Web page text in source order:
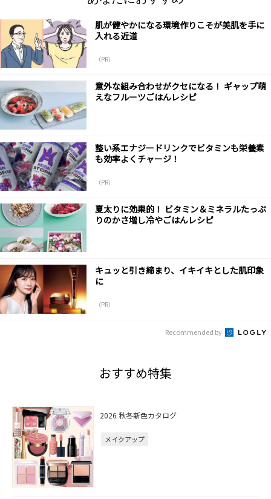
肌が健やかになる環境作りこそが美肌を手に
入れる近道
（PR）
意外な組み合わせがクセになる！ ギャップ萌
えなフルーツごはんレシピ
整い系エナジードリンクでビタミンも栄養素
も効率よくチャージ！
（PR）
夏太りに効果的！ ビタミン＆ミネラルたっぷ
りのかさ増し冷やごはんレシピ
キュッと引き締まり、イキイキとした肌印象
に
（PR）
Recommended by
おすすめ特集
2026 秋冬新色カタログ
メイクアップ